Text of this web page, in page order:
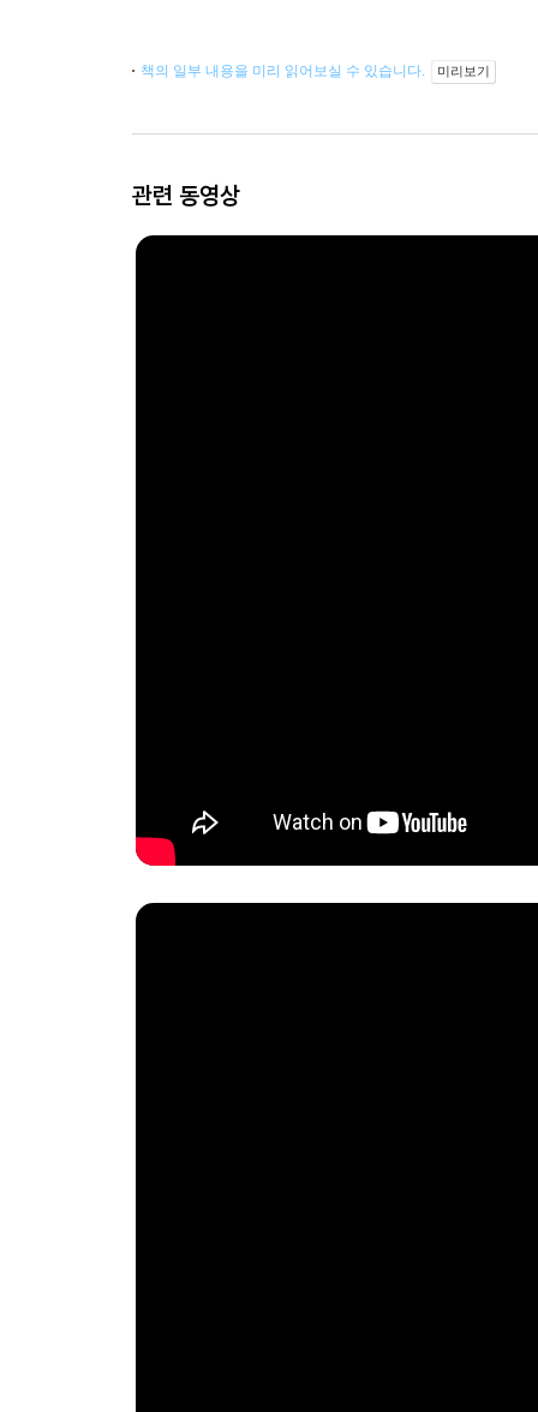
책의 일부 내용을 미리 읽어보실 수 있습니다. 미리보기
관련 동영상